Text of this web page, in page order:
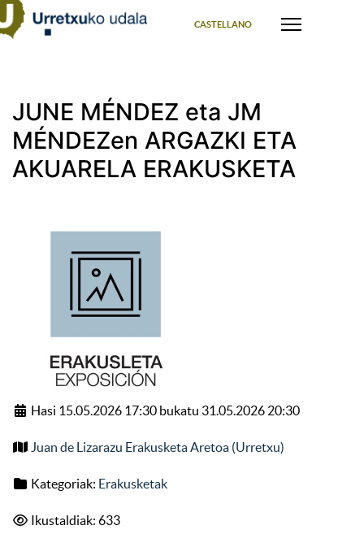
CASTELLANO
JUNE MÉNDEZ eta JM
MÉNDEZen ARGAZKI ETA
AKUARELA ERAKUSKETA
Hasi 15.05.2026 17:30 bukatu 31.05.2026 20:30
Juan de Lizarazu Erakusketa Aretoa (Urretxu)
Kategoriak: Erakusketak
Ikustaldiak: 633